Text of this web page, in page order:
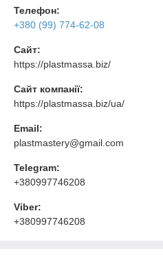
Телефон:
+380 (99) 774-62-08
Сайт:
https://plastmassa.biz/
Сайт компанії:
https://plastmassa.biz/ua/
Email:
plastmastery@gmail.com
Telegram:
+380997746208
Viber:
+380997746208